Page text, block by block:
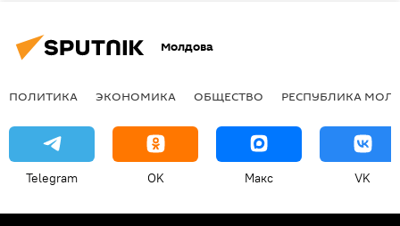
Молдова
ПОЛИТИКА ЭКОНОМИКА ОБЩЕСТВО РЕСПУБЛИКА
Telegram OK Макс VK